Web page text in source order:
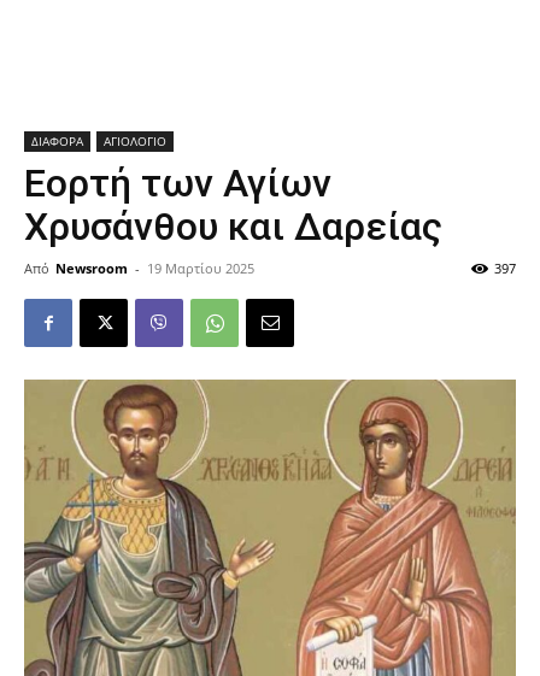
ΔΙΑΦΟΡΑ ΑΓΙΟΛΟΓΙΟ
Εορτή των Αγίων
Χρυσάνθου και Δαρείας
Από Newsroom - 19 Μαρτίου 2025 397